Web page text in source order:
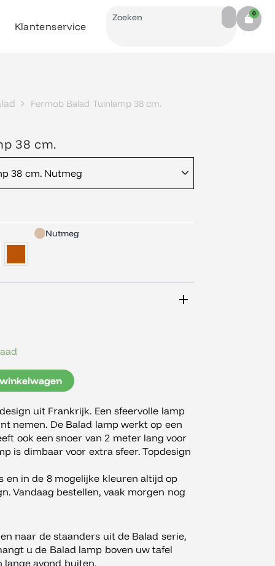
Klantenservice
Search 0
Cart
Fermob Balad Tuinlamp 38 cm.
38 cm.
38 cm. Nutmeg
Nutmeg
uit Frankrijk. Een sfeervolle lamp
nemen. De Balad lamp werkt op een
ook een snoer van 2 meter lang voor
is dimbaar voor extra sfeer. Topdesign
en in de 8 mogelijke kleuren altijd op
Vandaag bestellen, vaak morgen nog
naar de staanders uit de Balad serie,
u de Balad lamp boven uw tafel
avond buiten.